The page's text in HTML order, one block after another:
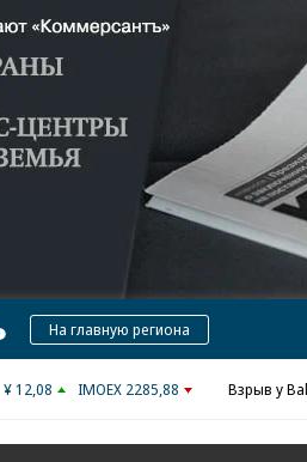
КоммерсантъНа главную региона
¥ 12,08 IMOEX 2285,88 Взрыв у